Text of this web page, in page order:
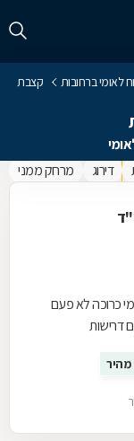
לאומי ברחובות
קצבת
דירוג מרחק ממני
כרוכה לא פעם
דרישות